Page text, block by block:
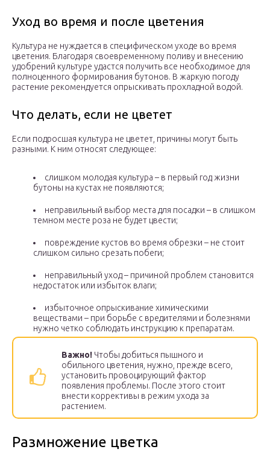
Уход во время и после цветения
Культура не нуждается в специфическом уходе во время
цветения. Благодаря своевременному поливу и внесению
удобрений культуре удастся получить все необходимое для
полноценного формирования бутонов. В жаркую погоду
растение рекомендуется опрыскивать прохладной водой.
Что делать, если не цветет
Если подросшая культура не цветет, причины могут быть
разными. К ним относят следующее:
слишком молодая культура – в первый год жизни
бутоны на кустах не появляются;
неправильный выбор места для посадки – в слишком
темном месте роза не будет цвести;
повреждение кустов во время обрезки – не стоит
слишком сильно срезать побеги;
неправильный уход – причиной проблем становится
недостаток или избыток влаги;
избыточное опрыскивание химическими
веществами – при борьбе с вредителями и болезнями
нужно четко соблюдать инструкцию к препаратам.
Важно! Чтобы добиться пышного и
обильного цветения, нужно, прежде всего,
установить провоцирующий фактор
появления проблемы. После этого стоит
внести коррективы в режим ухода за
растением.
Размножение цветка